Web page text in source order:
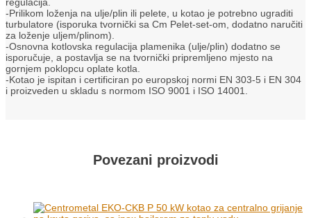
-Prilikom loženja na ulje/plin ili pelete, u kotao je potrebno ugraditi
turbulatore (isporuka tvornički sa Cm Pelet-set-om, dodatno naručiti
za loženje uljem/plinom).
-Osnovna kotlovska regulacija plamenika (ulje/plin) dodatno se
isporučuje, a postavlja se na tvornički pripremljeno mjesto na
gornjem poklopcu oplate kotla.
-Kotao je ispitan i certificiran po europskoj normi EN 303-5 i EN 304
i proizveden u skladu s normom ISO 9001 i ISO 14001.
Povezani proizvodi